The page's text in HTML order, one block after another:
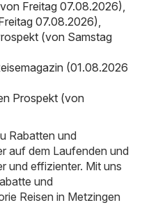
Freitag 07.08.2026)
07.08.2026)
(von Samstag
(01.08.2026
Prospekt (von
Rabatten und
auf dem Laufenden und
und effizienter. Mit uns
und
Reisen in Metzingen